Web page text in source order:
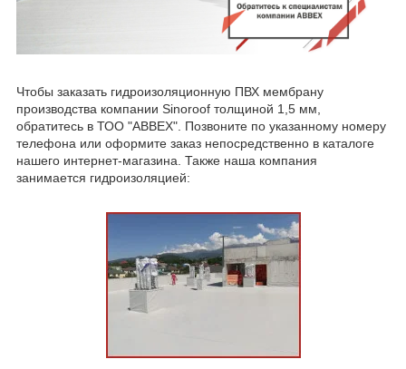
Чтобы заказать гидроизоляционную ПВХ мембрану
производства компании Sinoroof толщиной 1,5 мм,
обратитесь в ТОО "ABBEX". Позвоните по указанному номеру
телефона или оформите заказ непосредственно в каталоге
нашего интернет-магазина. Также наша компания
занимается гидроизоляцией: